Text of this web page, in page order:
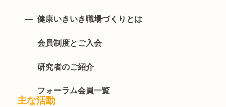
健康いきいき職場づくりとは
会員制度とご入会
研究者のご紹介
フォーラム会員一覧
主な活動